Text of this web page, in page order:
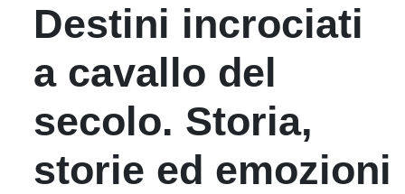
Destini incrociati
a cavallo del
secolo. Storia,
storie ed emozioni